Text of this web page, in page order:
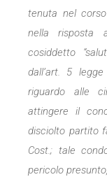
tenuta nel
nella risposta
cosiddetto
dall’art. 5
riguardo alle
attingere il
disciolto partito
Cost.; tale
pericolo